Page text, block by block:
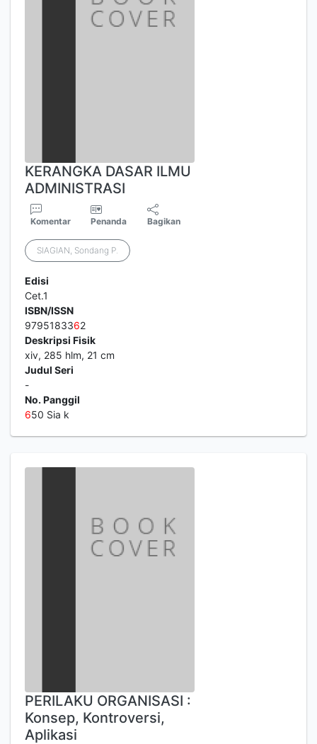
KERANGKA DASAR ILMU
ADMINISTRASI
Komentar Penanda Bagikan
SIAGIAN, Sondang P.
Edisi
Cet.1
ISBN/ISSN
9795183362
Deskripsi Fisik
xiv, 285 hlm, 21 cm
Judul Seri
-
No. Panggil
650 Sia k
PERILAKU ORGANISASI :
Konsep, Kontroversi,
Aplikasi